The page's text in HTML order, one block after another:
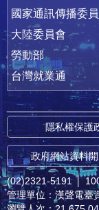
國家通訊傳播委
大陸委員會
勞動部
台灣就業通
隱私權保護
政府網站資料
(02)2321-5191 │
管理單位：漢聲電臺